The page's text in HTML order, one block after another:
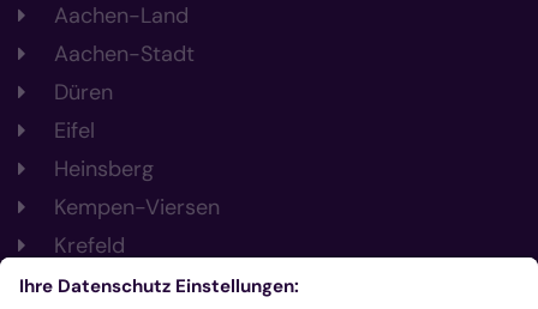
Aachen-Land
Aachen-Stadt
Düren
Eifel
Heinsberg
Kempen-Viersen
Krefeld
Mönchengladbach